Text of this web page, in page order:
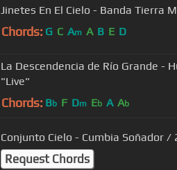
Jinetes En El Cielo - Banda Tierra
Chords: G C Am A B E D
La Descendencia de Río Grande -
"Live"
Chords: Bb F Dm Eb A Ab
Conjunto Cielo - Cumbia Soñador /
Request Chords